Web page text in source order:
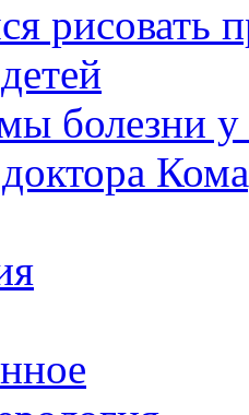
рисовать
болезни у